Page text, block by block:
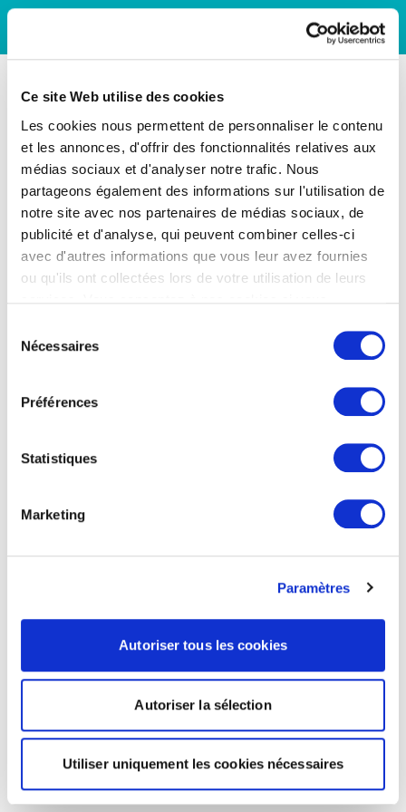
Ce site Web utilise des cookies
Les cookies nous permettent de personnaliser le contenu
et les annonces, d'offrir des fonctionnalités relatives aux
médias sociaux et d'analyser notre trafic. Nous
partageons également des informations sur l'utilisation de
notre site avec nos partenaires de médias sociaux, de
publicité et d'analyse, qui peuvent combiner celles-ci
avec d'autres informations que vous leur avez fournies
ou qu'ils ont collectées lors de votre utilisation de leurs
Nécessaires
Préférences
Statistiques
Marketing
Paramètres
Autoriser tous les cookies
Autoriser la sélection
Utiliser uniquement les cookies nécessaires